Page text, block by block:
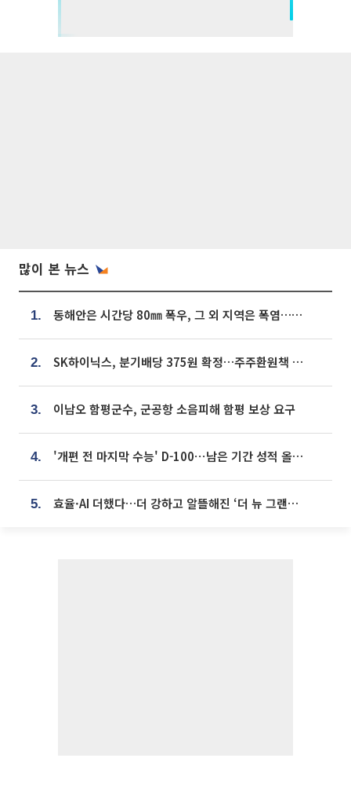
많이 본 뉴스
1. 동해안은 시간당 80㎜ 폭우, 그 외 지역은 폭염…‘극과 극 날씨’
2. SK하이닉스, 분기배당 375원 확정…주주환원책 9월로 앞당겨 발표
3. 이남오 함평군수, 군공항 소음피해 함평 보상 요구
4. '개편 전 마지막 수능' D-100⋯남은 기간 성적 올릴 전략은
5. 효율·AI 더했다…더 강하고 알뜰해진 ‘더 뉴 그랜저 하이브리드’ [ET의 모빌리티]